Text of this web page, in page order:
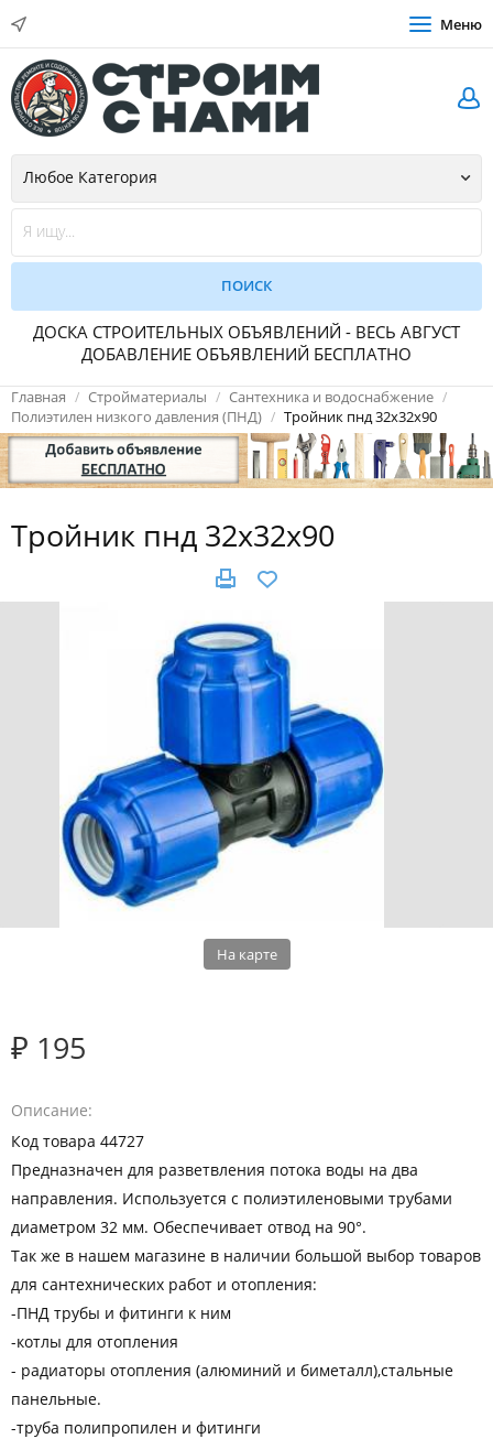
Меню
ДОСКА СТРОИТЕЛЬНЫХ ОБЪЯВЛЕНИЙ - ВЕСЬ АВГУСТ
ДОБАВЛЕНИЕ ОБЪЯВЛЕНИЙ БЕСПЛАТНО
Главная Стройматериалы
Сантехника и водоснабжение
Полиэтилен низкого давления (ПНД)
Тройник пнд 32х32х90
Тройник пнд 32х32х90
На карте
₽ 195
Описание
Код товара 44727
Предназначен для разветвления потока воды на два
направления. Используется с полиэтиленовыми трубами
диаметром 32 мм. Обеспечивает отвод на 90°.
Так же в нашем магазине в наличии большой выбор товаров
для сантехнических работ и отопления:
-ПНД трубы и фитинги к ним
-котлы для отопления
- радиаторы отопления (алюминий и биметалл),стальные
панельные.
-труба полипропилен и фитинги